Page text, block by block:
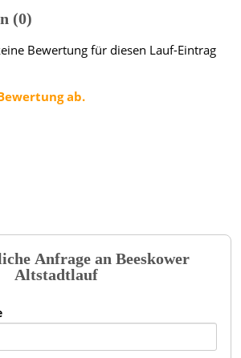
0
Bewertung für diesen Lauf-Eintrag
ab.
Anfrage an Beeskower
Altstadtlauf